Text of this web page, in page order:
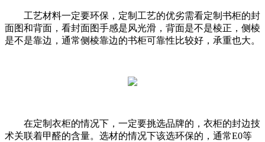
工艺材料一定要环保，定制工艺的优劣需看定制书柜的封
面图和背面，看封面图手感是风光滑，背面是不是棱正，侧棱
是不是靠边，通常侧棱靠边的书柜可靠性比较好，承重也大。
在定制衣柜的情况下，一定要挑选品牌的，衣柜的封边技
术关联着甲醛的含量。选材的情况下该选环保的，通常E0等